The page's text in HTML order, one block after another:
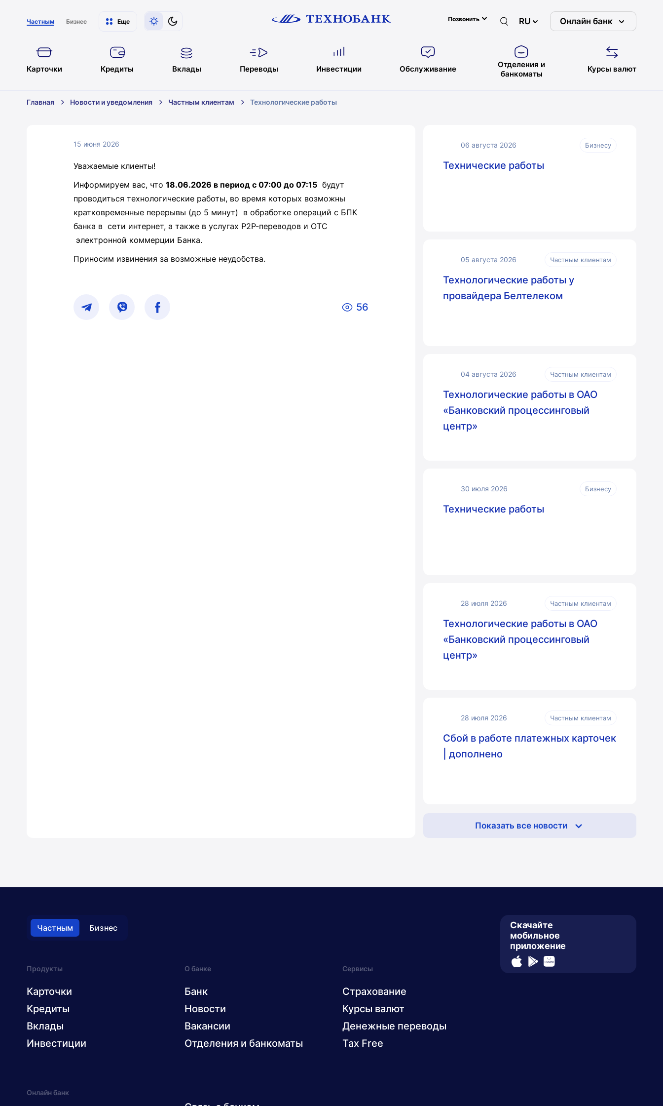
Частным Бизнес Еще Позвонить RU Онлайн банк
Карточки Кредиты Вклады Переводы Инвестиции Обслуживание
Отделения и
банкоматы
Курсы валют
Главная Новости и уведомления Частным клиентам Технологические работы
15 июня 2026
Уважаемые клиенты!
Информируем вас, что 18.06.2026 в период с 07:00 до 07:15 будут
проводиться технологические работы, во время которых возможны
кратковременные перерывы (до 5 минут) в обработке операций с БПК
банка в сети интернет, а также в услугах Р2Р-переводов и ОТС
электронной коммерции Банка.
Приносим извинения за возможные неудобства.
56
06 августа 2026 Бизнесу
Технические работы
05 августа 2026 Частным клиентам
Технологические работы у
провайдера Белтелеком
04 августа 2026 Частным клиентам
Технологические работы в ОАО
«Банковский процессинговый
центр»
30 июля 2026 Бизнесу
Технические работы
28 июля 2026 Частным клиентам
Технологические работы в ОАО
«Банковский процессинговый
центр»
28 июля 2026 Частным клиентам
Сбой в работе платежных карточек
| дополнено
Показать все новости
Частным Бизнес
Продукты
Карточки
Кредиты
Вклады
Инвестиции
О банке
Банк
Новости
Вакансии
Отделения и банкоматы
Сервисы
Страхование
Курсы валют
Денежные переводы
Tax Free
Онлайн банк
Скачайте
мобильное
приложение